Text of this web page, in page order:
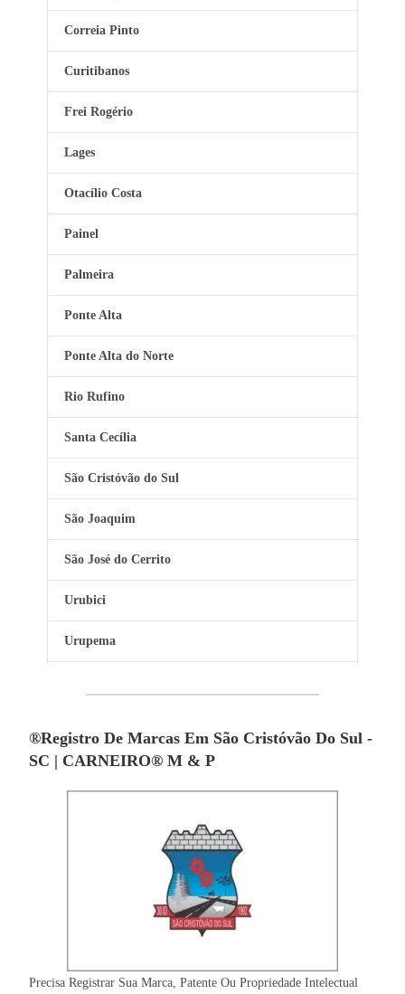
Correia Pinto
Curitibanos
Frei Rogério
Lages
Otacílio Costa
Painel
Palmeira
Ponte Alta
Ponte Alta do Norte
Rio Rufino
Santa Cecília
São Cristóvão do Sul
São Joaquim
São José do Cerrito
Urubici
Urupema
®Registro De Marcas Em São Cristóvão Do Sul -
SC | CARNEIRO® M & P
Precisa Registrar Sua Marca, Patente Ou Propriedade Intelectual